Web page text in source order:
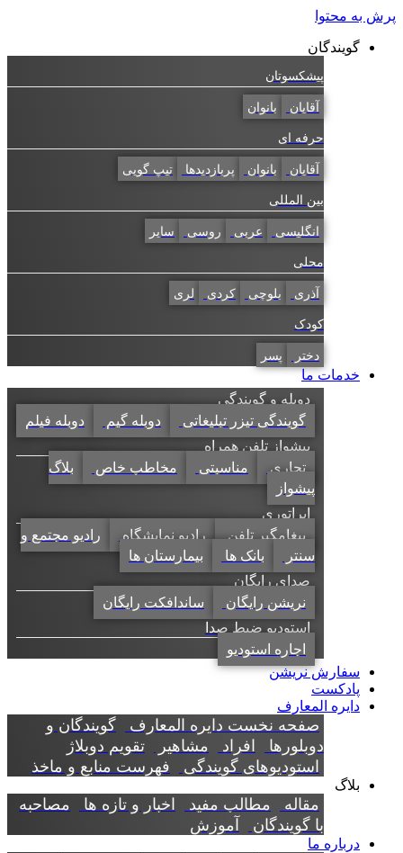
به محتوا
گویندگان
پیشکسوتان
بانوان
حرفه ای
بانوان پربازدیدها تیپ گویی
بین المللی
انگلیسی عربی روسی سایر
محلی
بلوچی کردی لری
کودک
پسر
خدمات ما
دوبله و گویندگی
گویندگی تیزر تبلیغاتی
دوبله گیم
دوبله فیلم
پیشواز تلفن همراه
تجاری
مناسبتی مخاطب خاص
بلاگ
پیشواز
اپراتوری
پیغامگیر تلفن
رادیو نمایشگاه
رادیو مجتمع و
سنتر
بانک ها
بیمارستان ها
صدای رایگان
نریشن رایگان
ساندافکت رایگان
استودیو ضبط صدا
اجاره استودیو
سفارش نریشن
پادکست
دایره المعارف
صفحه نخست دایره المعارف گویندگان و
دوبلورها
افراد مشاهیر تقویم دوبلاژ
استودیوهای گویندگی فهرست منابع و ماخذ
بلاگ
مقاله مطالب مفید اخبار و تازه ها
مصاحبه
با گویندگان آموزش
درباره ما